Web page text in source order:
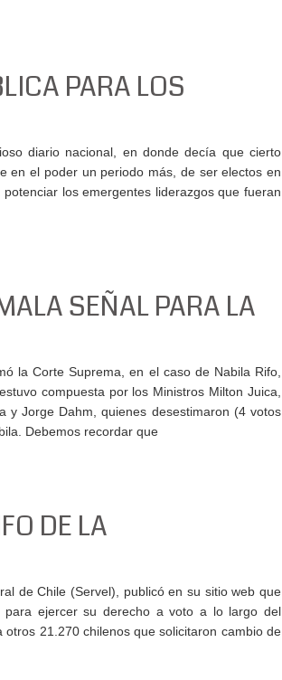
PARA LOS
diario nacional, en donde decía que cierto
en el poder un periodo más, de ser electos en
los emergentes liderazgos que fueran
SEÑAL PARA LA
la Corte Suprema, en el caso de Nabila Rifo,
compuesta por los Ministros Milton Juica,
y Jorge Dahm, quienes desestimaron (4 votos
Debemos recordar que
DE LA
de Chile (Servel), publicó en su sitio web que
para ejercer su derecho a voto a lo largo del
21.270 chilenos que solicitaron cambio de